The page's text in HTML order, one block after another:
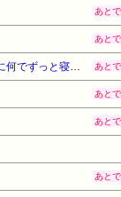
あと
あと
あと
あと
あと
あと